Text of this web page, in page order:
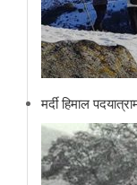
मर्दी हिमाल